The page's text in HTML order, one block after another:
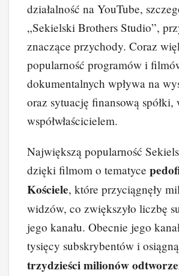
działalność na YouTube,
„Sekielski Brothers Studio”,
znaczące przychody. Coraz
popularność programów i
dokumentalnych wpływa na
oraz sytuację finansową
współwłaścicielem.
Największą popularność
dzięki filmom o tematyce
Kościele, które przyciągnęły
widzów, co zwiększyło liczbę
jego kanału. Obecnie jego
tysięcy subskrybentów i
trzydzieści milionów